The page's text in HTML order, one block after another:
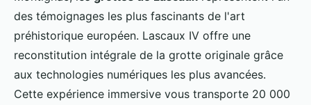
des témoignages les plus fascinants de l'art
préhistorique européen. Lascaux IV offre une
reconstitution intégrale de la grotte originale grâce
aux technologies numériques les plus avancées.
Cette expérience immersive vous transporte 20 000